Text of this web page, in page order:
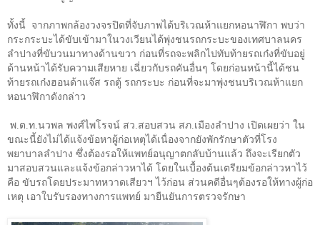
ทั้งนี้ จากภาพกล้องวงจรปิดที่จับภาพได้บริเวณห้าแยกหอนาฬิกา พบว่า
กระกระบะได้ขับเข้ามาในวงเวียนได้พุ่งชนรถกระบะของเทศบาลนคร
ลำปางที่ขับวนมาทางด้านขวา ก่อนที่รถจะพลิกไปทับท้ายรถเก๋งที่ขับอยู่
ด้านหน้าได้รับความเสียหาย เฉี่ยวกับรถคันอื่นๆ โดยก่อนหน้านี้ได้ชน
ท้ายรถเก๋งฮอนด้าแจ๊ส รถตู้ รถกระบะ ก่อนที่จะมาพุ่งชนบริเวณห้าแยก
หอนาฬิกาดังกล่าว
พ.ต.ท.นวพล พงศ์ไพโรจน์ สว.สอบสวน สภ.เมืองลำปาง เปิดเผยว่า ใน
ขณะนี้ยังไม่ได้แจ้งข้อหาผู้ก่อเหตุได้เนื่องจากยังพักรักษาตัวที่โรง
พยาบาลลำปาง ซึ่งต้องรอให้แพทย์อนุญาตกลับบ้านแล้ว ถึงจะเรียกตัว
มาสอบสวนและแจ้งข้อกล่าวหาได้ โดยในเบื้องต้นเตรียมข้อกล่าวหาไว้
คือ ขับรถโดยประมาทหวาดเสียวฯ ไว้ก่อน ส่วนคดีอื่นๆต้องรอให้ทางผู้ก่อ
เหตุ เอาใบรับรองทางการแพทย์ มายืนยันการตรวจรักษา